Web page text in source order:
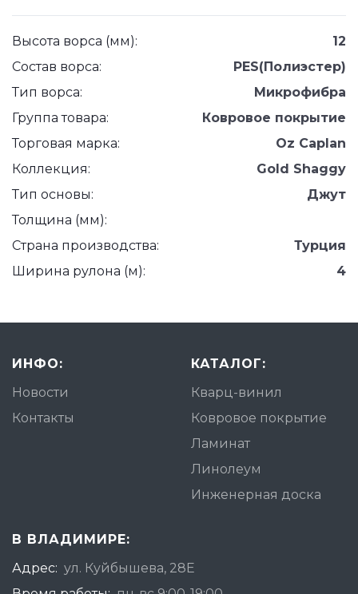
Высота ворса (мм):
12
Состав ворса:
PES(Полиэстер)
Тип ворса:
Микрофибра
Группа товара:
Ковровое покрытие
Торговая марка:
Oz Caplan
Коллекция:
Gold Shaggy
Тип основы:
Джут
Толщина (мм):
Страна производства:
Турция
Ширина рулона (м):
4
ИНФО:
Новости
Контакты
КАТАЛОГ:
Кварц-винил
Ковровое покрытие
Ламинат
Линолеум
Инженерная доска
В ВЛАДИМИРЕ:
Адрес: ул. Куйбышева, 28Е